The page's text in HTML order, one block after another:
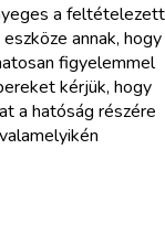
a feltételezett
annak, hogy
figyelemmel
kérjük, hogy
a hatóság részére